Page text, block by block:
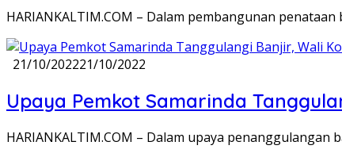
HARIANKALTIM.COM – Dalam pembangunan
21/10/202221/10/2022
Upaya Pemkot Samarinda
HARIANKALTIM.COM – Dalam upaya